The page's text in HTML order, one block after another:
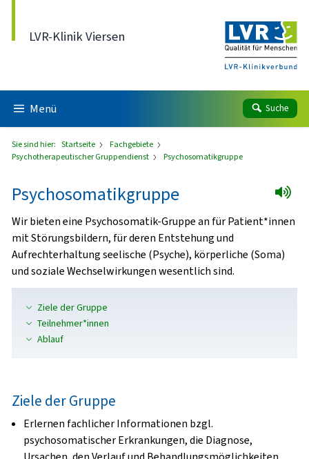
LVR-Klinik Viersen
Menü Suche
Sie sind hier: Startseite
Fachgebiete
Psychotherapeutischer Gruppendienst
Psychosomatikgruppe
Psychosomatikgruppe
Wir bieten eine Psychosomatik-Gruppe an für Patient*innen
mit Störungsbildern, für deren Entstehung und
Aufrechterhaltung seelische (Psyche), körperliche (Soma)
und soziale Wechselwirkungen wesentlich sind.
Ziele der Gruppe
Teilnehmer*innen
Ablauf
Ziele der Gruppe
Erlernen fachlicher Informationen bzgl.
psychosomatischer Erkrankungen, die Diagnose,